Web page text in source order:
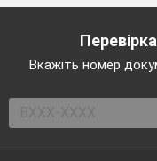
Вкажіть номер